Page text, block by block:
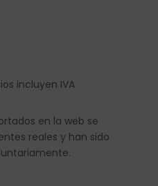
incluyen IVA
en la web se
reales y han sido